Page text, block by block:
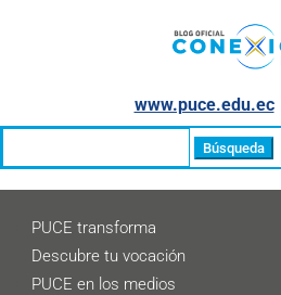
www.puce.edu.ec│
PUCE transforma
Descubre tu vocación
PUCE en los medios